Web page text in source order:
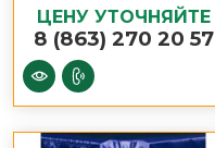
ЦЕНУ УТОЧНЯЙТЕ
8 (863) 270 20 57